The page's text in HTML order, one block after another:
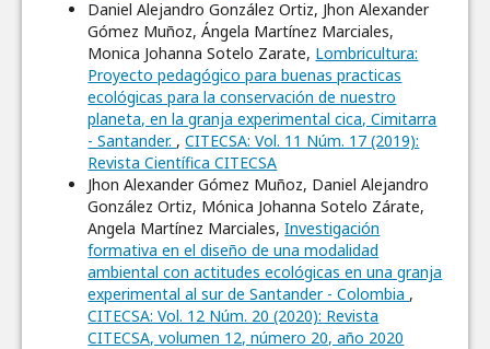
Daniel Alejandro González Ortiz, Jhon Alexander
Gómez Muñoz, Ángela Martínez Marciales,
Monica Johanna Sotelo Zarate, Lombricultura:
Proyecto pedagógico para buenas practicas
ecológicas para la conservación de nuestro
planeta, en la granja experimental cica, Cimitarra
- Santander. ,CITECSA: Vol. 11 Núm. 17 (2019):
Revista Científica CITECSA
Jhon Alexander Gómez Muñoz, Daniel Alejandro
González Ortiz, Mónica Johanna Sotelo Zárate,
Angela Martínez Marciales,Investigación
formativa en el diseño de una modalidad
ambiental con actitudes ecológicas en una granja
experimental al sur de Santander - Colombia ,
CITECSA: Vol. 12 Núm. 20 (2020): Revista
CITECSA, volumen 12, número 20, año 2020